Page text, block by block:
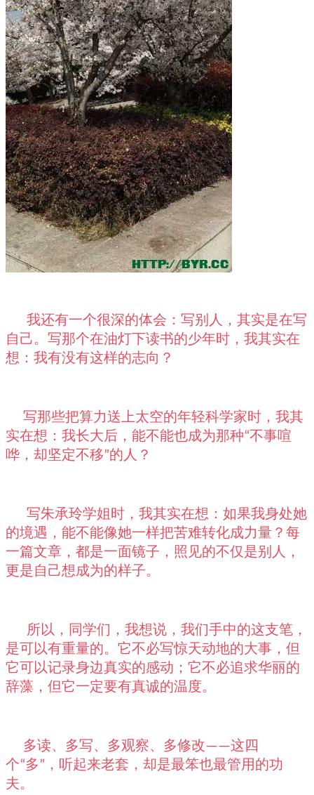
我还有一个很深的体会：写别人，其实是在写
自己。写那个在油灯下读书的少年时，我其实在
想：我有没有这样的志向？
写那些把算力送上太空的年轻科学家时，我其
实在想：我长大后，能不能也成为那种“不事喧
哗，却坚定不移”的人？
写朱承玲学姐时，我其实在想：如果我身处她
的境遇，能不能像她一样把苦难转化成力量？每
一篇文章，都是一面镜子，照见的不仅是别人，
更是自己想成为的样子。
所以，同学们，我想说，我们手中的这支笔，
是可以有重量的。它不必写惊天动地的大事，但
它可以记录身边真实的感动；它不必追求华丽的
辞藻，但它一定要有真诚的温度。
多读、多写、多观察、多修改——这四
个“多” ，听起来老套，却是最笨也最管用的功
夫。